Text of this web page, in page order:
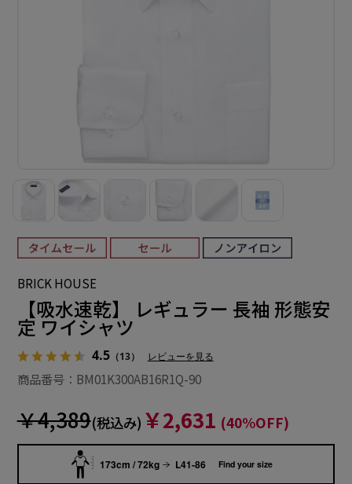
BRICK HOUSE
【吸水速乾】 レギュラー 長袖 形態安
定 ワイシャツ
4.5（13） レビューを見る
商品番号：BM01K300AB16R1Q-90
￥4,389(税込み) ￥2,631 (40%OFF)
173cm / 72kg L41-86 Find your size